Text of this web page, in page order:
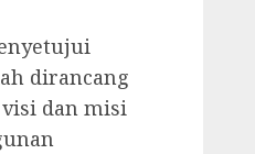
dirancang
dan misi